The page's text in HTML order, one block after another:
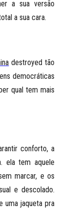
a sua versão
a sua cara.
destroyed tão
democráticas
qual tem mais
conforto, a
ela tem aquele
marcar, e os
e descolado.
uma jaqueta pra